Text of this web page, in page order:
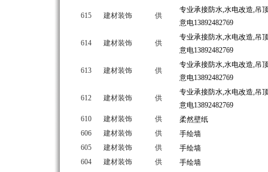
615 建材装饰 供
专业承接防水,水电改造,吊
意电13892482769
614 建材装饰 供
专业承接防水,水电改造,吊
意电13892482769
613 建材装饰 供
专业承接防水,水电改造,吊
意电13892482769
612 建材装饰 供
专业承接防水,水电改造,吊
意电13892482769
610
建材装饰 供
柔然壁纸
606
建材装饰 供
手绘墙
605
建材装饰 供
手绘墙
604
建材装饰 供 手绘墙